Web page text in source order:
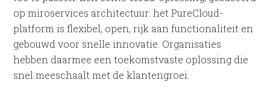
op miroservices architectuur: het PureCloud-
platform is flexibel, open, rijk aan functionaliteit en
gebouwd voor snelle innovatie. Organisaties
hebben daarmee een toekomstvaste oplossing die
snel meeschaalt met de klantengroei.